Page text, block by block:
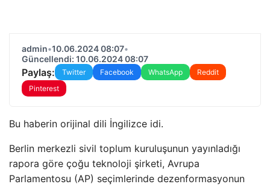
admin•10.06.2024 08:07•
Güncellendi: 10.06.2024 08:07
Paylaş: Twitter Facebook WhatsApp
Reddit
Pinterest
Bu haberin orijinal dili İngilizce idi.
Berlin merkezli sivil toplum kuruluşunun yayınladığı
rapora göre çoğu teknoloji şirketi, Avrupa
Parlamentosu (AP) seçimlerinde dezenformasyonun